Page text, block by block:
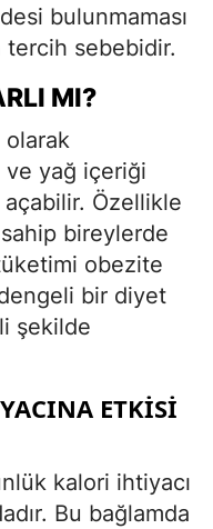
bulunmaması
tercih sebebidir.
MI?
olarak
yağ içeriği
açabilir. Özellikle
bireylerde
obezite
bir diyet
şekilde
ETKISI
kalori ihtiyacı
Bu bağlamda